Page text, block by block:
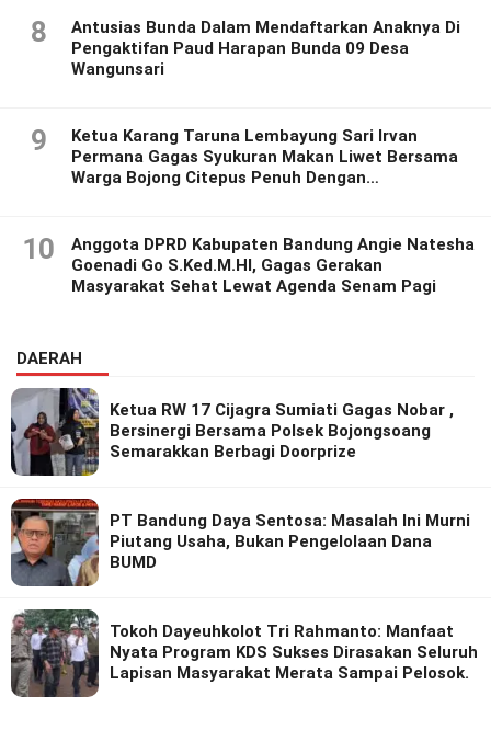
8
Antusias Bunda Dalam Mendaftarkan Anaknya Di
Pengaktifan Paud Harapan Bunda 09 Desa
Wangunsari
9
Ketua Karang Taruna Lembayung Sari Irvan
Permana Gagas Syukuran Makan Liwet Bersama
Warga Bojong Citepus Penuh Dengan
10
Anggota DPRD Kabupaten Bandung Angie Natesha
Goenadi Go S.Ked.M.HI, Gagas Gerakan
Masyarakat Sehat Lewat Agenda Senam Pagi
DAERAH
Ketua RW 17 Cijagra Sumiati Gagas Nobar ,
Bersinergi Bersama Polsek Bojongsoang
Semarakkan Berbagi Doorprize
PT Bandung Daya Sentosa: Masalah Ini Murni
Piutang Usaha, Bukan Pengelolaan Dana
BUMD
Tokoh Dayeuhkolot Tri Rahmanto: Manfaat
Nyata Program KDS Sukses Dirasakan Seluruh
Lapisan Masyarakat Merata Sampai Pelosok.